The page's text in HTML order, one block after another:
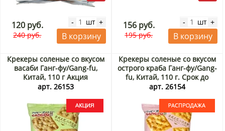
120 руб.
240 руб.
- шт +
В корзину
156 руб.
195 руб.
- шт +
В корзину
Крекеры соленые со вкусом
васаби Ганг-фу/Gang-fu,
Китай, 110 г Акция
арт. 26153
Крекеры соленые со вкусом
острого краба Ганг-фу/Gang-
fu, Китай, 110 г. Срок до
01.09.2026. Распродажа
арт. 26154